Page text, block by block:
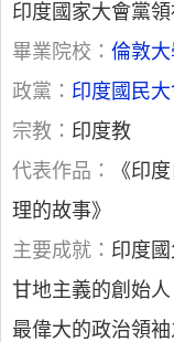
印度國家大會黨領
畢業院校： 倫敦
政黨： 印度國民
宗教： 印度教
代表作品：
《印
理的故事》
主要成就： 印度國
甘地主義的創始人
最偉大的政治領